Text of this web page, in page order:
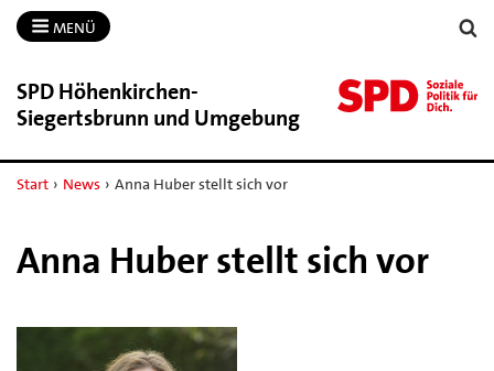
MENÜ
SPD Höhenkirchen-​
Siegertsbrunn und Umgebung
Start › News › Anna Huber stellt sich vor
Anna Huber stellt sich vor